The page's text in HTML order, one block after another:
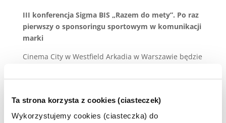
Ta strona korzysta z cookies (ciasteczek)
Wykorzystujemy cookies (ciasteczka) do
III konferencja Sigma BIS „Razem do mety”. Po raz
pierwszy o sponsoringu sportowym w komunikacji
marki
Cinema City w Westfield Arkadia w Warszawie będzie
którą po raz trzeci zorganizuje dom mediowy Sigma
sponsoringu sportu oraz sposobami jego
wykorzystania w komunikacji i marketingu marek.